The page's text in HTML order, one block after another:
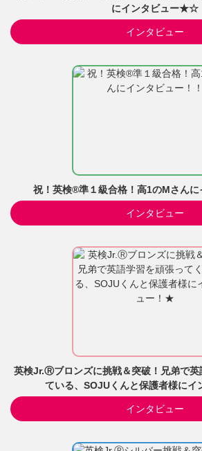
にインタビュー★☆
インタビュー
祝！英検®準１級合格！高1のMさんに
インタビュー
英検Jr.Ⓡブロンズに挑戦＆突破！兄弟で英
ている、SOJUくんと保護者様に
インタビュー